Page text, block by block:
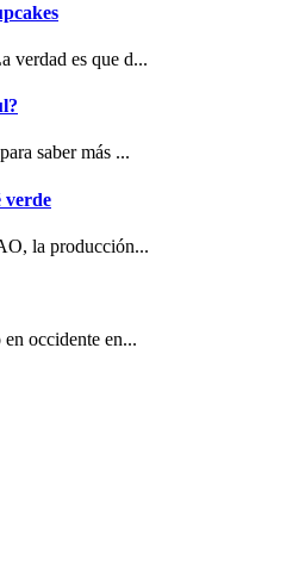
verdad es que d...
saber más ...
verde
la producción...
occidente en...